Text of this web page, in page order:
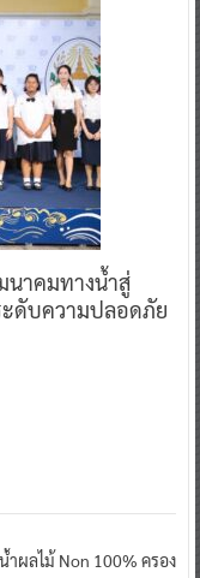
นาคมทางน้ำสู่
ดับความปลอดภัย
ำผลไม้ Non 100% ครอง